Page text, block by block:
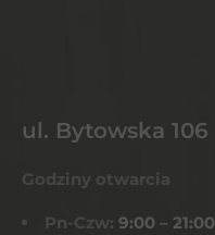
ul. Bytowska 106
Godziny otwarcia
Pn-Czw: 9:00 – 21:00